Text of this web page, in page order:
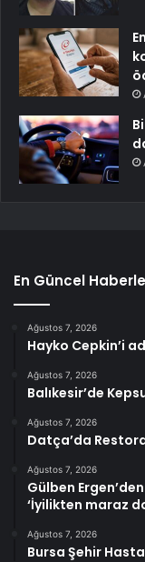
En Güncel
Ağustos 7, 2026
Hayko Cepkin’i
Ağustos 7, 2026
Balıkesir’de
Ağustos 7, 2026
Datça’da
Ağustos 7, 2026
Gülben
‘İyilikten maraz
Ağustos 7, 2026
Bursa Şehir